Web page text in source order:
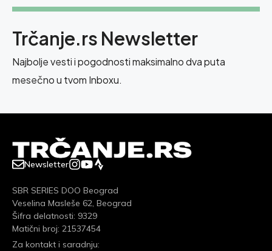
Trčanje.rs Newsletter
Najbolje vesti i pogodnosti maksimalno dva puta
mesečno u tvom Inboxu.
Newsletter
SBR SERIES DOO Beograd
Veselina Masleše 62, Beograd
Šifra delatnosti: 9329
Matični broj: 21537454
Za kontakt i saradnju: